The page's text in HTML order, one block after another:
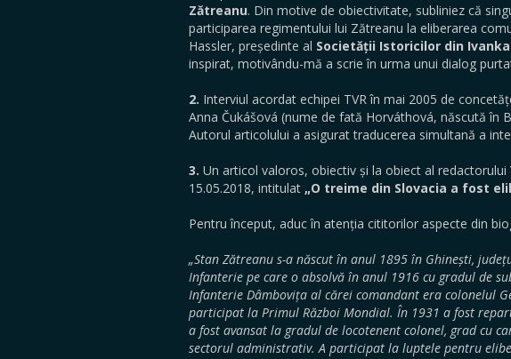
Zătreanu. Din motive de obiectivitate, subliniez că
participarea regimentului lui Zătreanu la eliberarea
Hassler, președinte al Societății Istoricilor din
inspirat, motivându-mă a scrie în urma unui dialog
2. Interviul acordat echipei TVR în mai 2005 de
Anna Čukášová (nume de fată Horváthová, născută în
Autorul articolului a asigurat traducerea simultană a
3. Un articol valoros, obiectiv și la obiect al redactorului
15.05.2018, intitulat „O treime din Slovacia a fost
Pentru început, aduc în atenția cititorilor aspecte din
„Stan Zătreanu s-a născut în anul 1895 în Ghinești,
Infanterie pe care o absolvă în anul 1916 cu gradul de
Infanterie Dâmbovița al cărei comandant era colonelul
participat la Primul Război Mondial. În 1931 a fost
a fost avansat la gradul de locotenent colonel, grad cu
sectorul administrativ. A participat la luptele pentru